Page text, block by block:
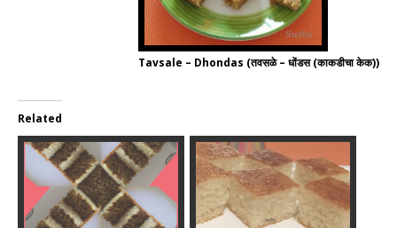
Tavsale – Dhondas (तवसळे – धोंडस (काकडीचा केक))
Related